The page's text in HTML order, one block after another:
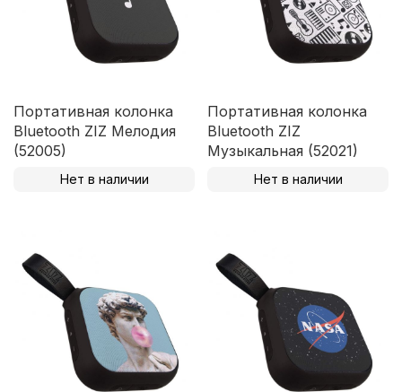
Портативная колонка
Bluetooth ZIZ Мелодия
(52005)
Нет в наличии
Портативная колонка
Bluetooth ZIZ
Музыкальная (52021)
Нет в наличии